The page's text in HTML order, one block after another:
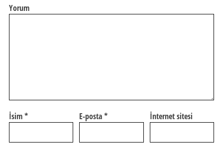
Yorum
İsim* E-posta* İnternet sitesi